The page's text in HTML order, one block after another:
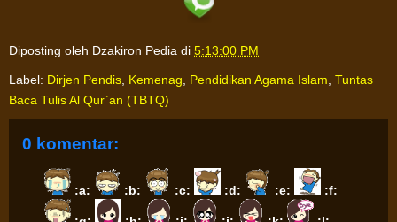
Diposting oleh Dzakiron Pedia di 5:13:00 PM
Label: Dirjen Pendis Kemenag Pendidikan Agama Islam Tuntas
Baca Tulis Al Qur`an (TBTQ)
0 komentar:
:a: :b: :c: :d: :e: :f: